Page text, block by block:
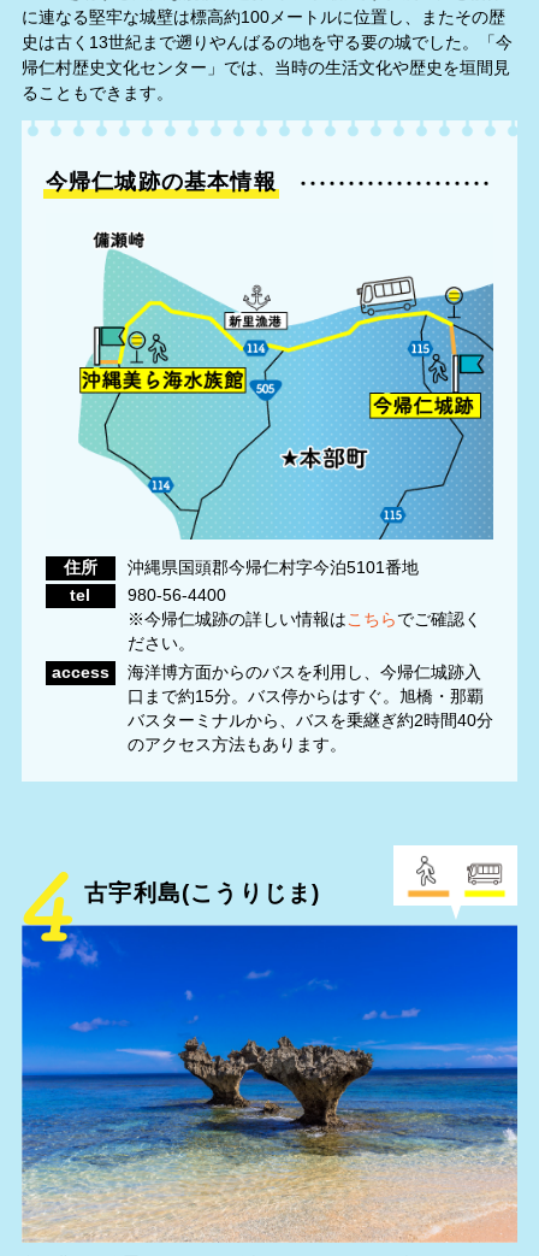
に連なる堅牢な城壁は標高約100メートルに位置し、またその歴
史は古く13世紀まで遡りやんばるの地を守る要の城でした。「今
帰仁村歴史文化センター」では、当時の生活文化や歴史を垣間見
ることもできます。
今帰仁城跡の基本情報
住所
沖縄県国頭郡今帰仁村字今泊5101番地
tel
980-56-4400
※今帰仁城跡の詳しい情報はこちら でご確認く
ださい。
access
海洋博方面からのバスを利用し、今帰仁城跡入
口まで約15分。バス停からはすぐ。旭橋・那覇
バスターミナルから、バスを乗継ぎ約2時間40分
のアクセス方法もあります。
古宇利島(こうりじま)